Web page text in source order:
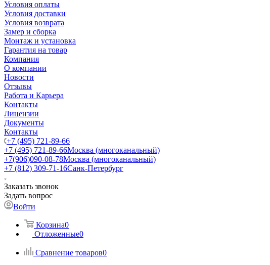
Условия оплаты
Условия доставки
Условия возврата
Замер и сборка
Монтаж и установка
Гарантия на товар
Компания
О компании
Новости
Отзывы
Работа и Карьера
Контакты
Лицензии
Документы
Контакты
+7 (495) 721-89-66
+7 (495) 721-89-66Москва (многоканальный)
+7(906)090-08-78Москва (многоканальный)
+7 (812) 309-71-16Санк-Петербург
Заказать звонок
Задать вопрос
Войти
Корзина0
Отложенные0
Сравнение товаров0